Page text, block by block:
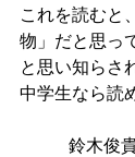
これを読むと
物」だと思っ
と思い知らさ
中学生なら読
鈴木俊